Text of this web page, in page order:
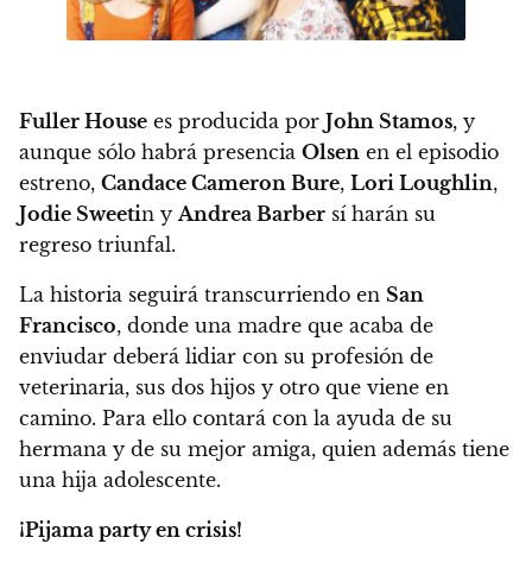
Fuller House es producida por John Stamos, y
aunque sólo habrá presencia Olsen en el episodio
estreno, Candace Cameron Bure, Lori Loughlin,
Jodie Sweetin y Andrea Barber sí harán su
regreso triunfal.
La historia seguirá transcurriendo en San
Francisco, donde una madre que acaba de
enviudar deberá lidiar con su profesión de
veterinaria, sus dos hijos y otro que viene en
camino. Para ello contará con la ayuda de su
hermana y de su mejor amiga, quien además tiene
una hija adolescente.
¡Pijama party en crisis!